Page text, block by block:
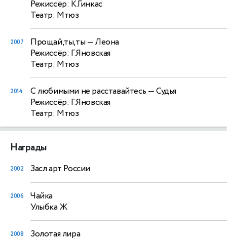
Режиссёр: К.Гинкас
Театр: Мтюз
2007 Прощай,ты,ты— Леона
Режиссёр: Г.Яновская
Театр: Мтюз
2014 С любимыми не расставайтесь — Судья
Режиссёр: Г.Яновская
Театр: Мтюз
Награды
2002 Засл арт России
2006
Чайка
Улыбка Ж
2008
Золотая лира